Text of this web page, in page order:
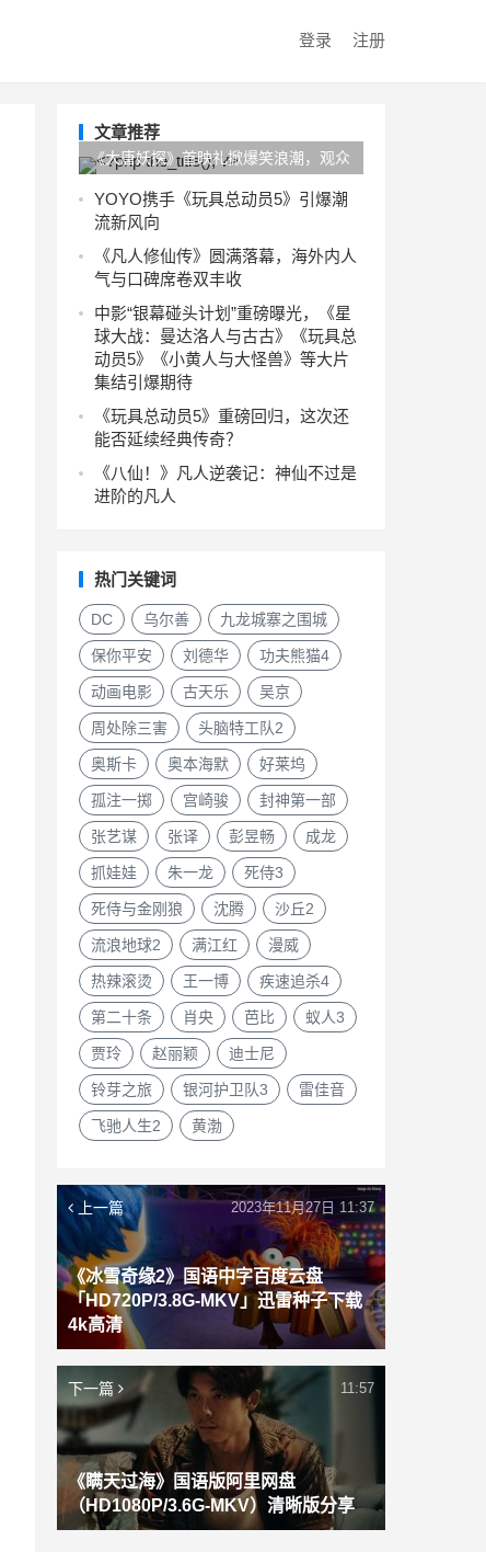
登录 注册
文章推荐
《大唐妖探》首映礼掀爆笑浪潮，观众
齐呼“夯”赞不停！
YOYO携手《玩具总动员5》引爆潮
流新风向
《凡人修仙传》圆满落幕，海外内人
气与口碑席卷双丰收
中影“银幕碰头计划”重磅曝光，《星
球大战：曼达洛人与古古》《玩具总
动员5》《小黄人与大怪兽》等大片
集结引爆期待
《玩具总动员5》重磅回归，这次还
能否延续经典传奇？
《八仙！》凡人逆袭记：神仙不过是
进阶的凡人
热门关键词
DC 乌尔善 九龙城寨之围城
保你平安 刘德华 功夫熊猫4
动画电影 古天乐 吴京
周处除三害 头脑特工队2
奥斯卡 奥本海默 好莱坞
孤注一掷 宫崎骏 封神第一部
张艺谋 张译 彭昱畅 成龙
抓娃娃 朱一龙 死侍3
死侍与金刚狼 沈腾 沙丘2
流浪地球2 满江红 漫威
热辣滚烫 王一博 疾速追杀4
第二十条 肖央 芭比 蚁人3
贾玲 赵丽颖 迪士尼
铃芽之旅 银河护卫队3 雷佳音
飞驰人生2 黄渤
上一篇
《冰雪奇缘2》国语中字百度云盘
「HD720P/3.8G-MKV」迅雷种子下载
4k高清
2023年11月27日 11:37
下一篇
《瞒天过海》国语版阿里网盘
（HD1080P/3.6G-MKV）清晰版分享
11:57